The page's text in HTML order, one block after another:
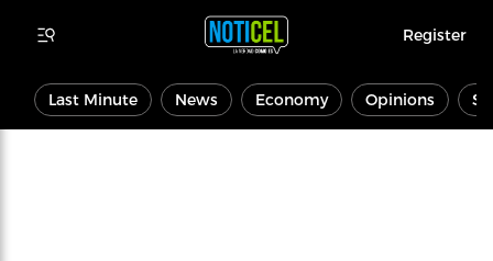
Register
Last Minute News Economy Opinions